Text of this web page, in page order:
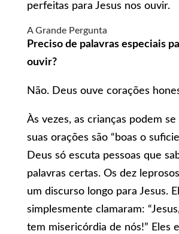
perfeitas para Jesus nos ouvir.
A Grande Pergunta
Preciso de palavras especiais
ouvir?
Não. Deus ouve corações
Às vezes, as crianças podem
suas orações são “boas o
Deus só escuta pessoas que
palavras certas. Os dez
um discurso longo para Jesus.
simplesmente clamaram:
tem misericórdia de nós!” Eles